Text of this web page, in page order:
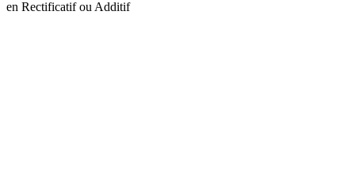
en Rectificatif ou Additif